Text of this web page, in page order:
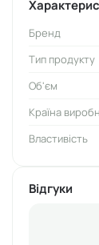
1) ТОНКИМ
2)
3)
ЧАС
Об'єм: 10 мл
Виробник:
Бренд
Тип продукту
Об'єм
Країна
Властивість
Відгуки